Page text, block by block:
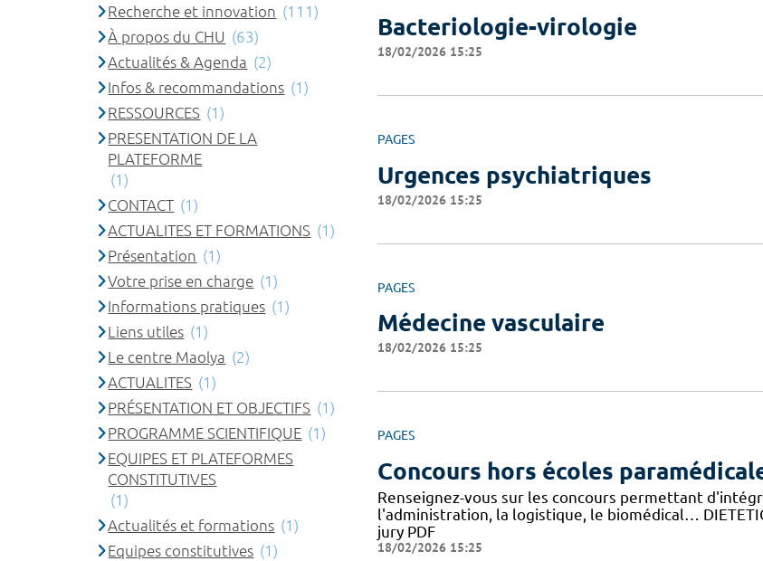
Bacteriologie-virologie
18/02/2026 15:25
PAGES
Urgences psychiatriques
18/02/2026 15:25
PAGES
Médecine vasculaire
18/02/2026 15:25
PAGES
Concours hors écoles
Renseignez-vous sur les concours permettant
l'administration, la logistique, le biomédical…
jury PDF
18/02/2026 15:25
Recherche et innovation (111)
À propos du CHU (63)
Actualités & Agenda (2)
Infos & recommandations (1)
RESSOURCES (1)
PRESENTATION DE LA
PLATEFORME
(1)
CONTACT (1)
ACTUALITES ET FORMATIONS (1)
Présentation (1)
Votre prise en charge (1)
Informations pratiques (1)
Liens utiles (1)
Le centre Maolya (2)
ACTUALITES (1)
PRÉSENTATION ET OBJECTIFS (1)
PROGRAMME SCIENTIFIQUE (1)
EQUIPES ET PLATEFORMES
CONSTITUTIVES
(1)
Actualités et formations (1)
Equipes constitutives (1)